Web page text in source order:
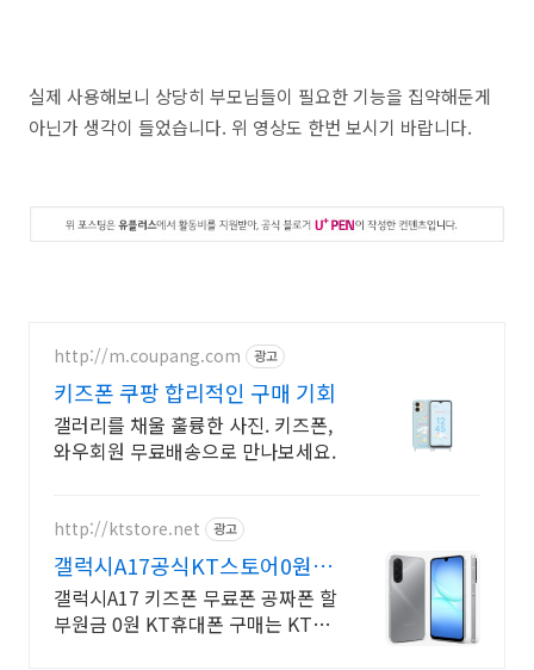
실제 사용해보니 상당히 부모님들이 필요한 기능을 집약해둔게
아닌가 생각이 들었습니다. 위 영상도 한번 보시기 바랍니다.
http://m.coupang.com 광고
키즈폰 쿠팡 합리적인 구매 기회
갤러리를 채울 훌륭한 사진. 키즈폰,
와우회원 무료배송으로 만나보세요.
http://ktstore.net 광고
갤럭시A17공식KT스토어0원
KT휴대폰구매는 KT스토어
갤럭시A17 키즈폰 무료폰 공짜폰 할
부원금 0원 KT휴대폰 구매는 KT스